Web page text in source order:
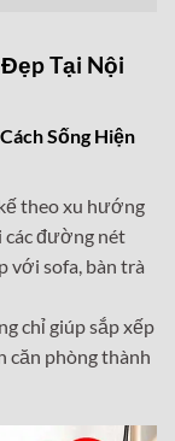
Tại Nội
Sống Hiện
theo xu hướng
các đường nét
với sofa, bàn trà
chỉ giúp sắp xếp
căn phòng thành